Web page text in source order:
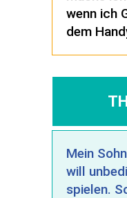
wenn ich
dem
Mein
will
spielen.